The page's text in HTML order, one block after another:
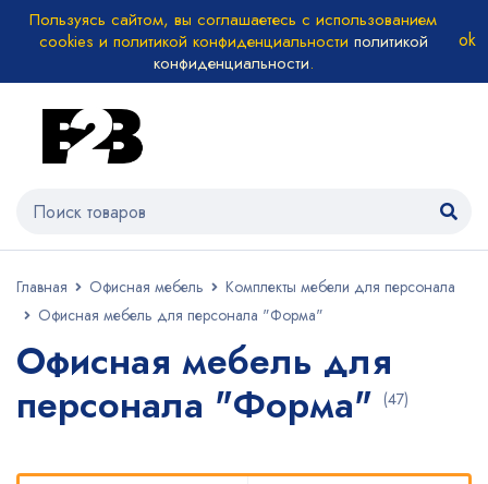
Пользуясь сайтом, вы соглашаетесь с использованием
cookies и политикой конфиденциальности политикой
конфиденциальности.
Главная Офисная мебель
Комплекты мебели для персонала
Офисная мебель для персонала "Форма"
Офисная мебель для
персонала "Форма" (47)